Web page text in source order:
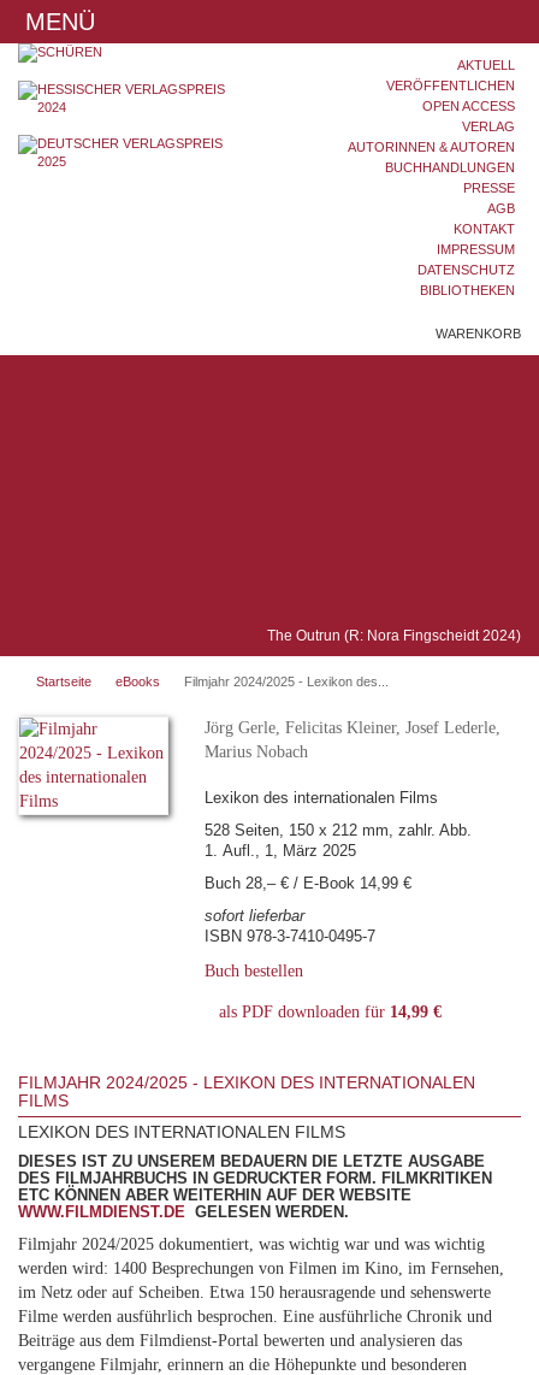
MENÜ
AKTUELL
VERÖFFENTLICHEN
OPEN ACCESS
VERLAG
AUTORINNEN & AUTOREN
BUCHHANDLUNGEN
PRESSE
AGB
KONTAKT
IMPRESSUM
DATENSCHUTZ
BIBLIOTHEKEN
WARENKORB
The Outrun (R: Nora Fingscheidt 2024)
Startseite eBooks Filmjahr 2024/2025 - Lexikon des...
Jörg Gerle, Felicitas Kleiner, Josef Lederle,
Marius Nobach
Lexikon des internationalen Films
528 Seiten, 150 x 212 mm, zahlr. Abb.
1. Aufl., 1, März 2025
Buch 28,– € / E-Book 14,99 €
sofort lieferbar
ISBN 978-3-7410-0495-7
Buch bestellen
als PDF downloaden für 14,99 €
FILMJAHR 2024/2025 - LEXIKON DES INTERNATIONALEN
FILMS
LEXIKON DES INTERNATIONALEN FILMS
DIESES IST ZU UNSEREM BEDAUERN DIE LETZTE AUSGABE
DES FILMJAHRBUCHS IN GEDRUCKTER FORM. FILMKRITIKEN
ETC KÖNNEN ABER WEITERHIN AUF DER WEBSITE
WWW.FILMDIENST.DE GELESEN WERDEN.
Filmjahr 2024/2025 dokumentiert, was wichtig war und was wichtig
werden wird: 1400 Besprechungen von Filmen im Kino, im Fernsehen,
im Netz oder auf Scheiben. Etwa 150 herausragende und sehenswerte
Filme werden ausführlich besprochen. Eine ausführliche Chronik und
Beiträge aus dem Filmdienst-Portal bewerten und analysieren das
vergangene Filmjahr, erinnern an die Höhepunkte und besonderen